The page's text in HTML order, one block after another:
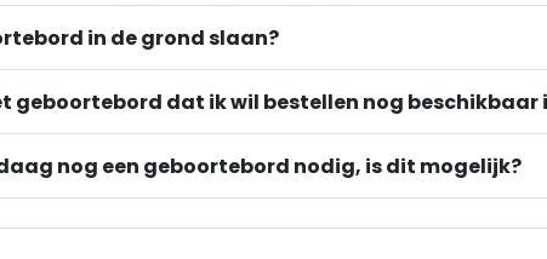
in de grond slaan?
geboortebord dat ik wil bestellen nog beschikbaar
nog een geboortebord nodig, is dit mogelijk?